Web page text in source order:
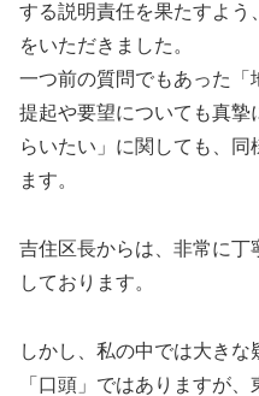
する説明責任を果たすよ
をいただきました。
一つ前の質問でもあった
提起や要望についても真摯
らいたい」に関しても、
ます。
吉住区長からは、非常に
しております。
しかし、私の中では大きな
「口頭」ではありますが